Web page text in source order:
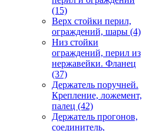
(15)
Верх стойки перил,
ограждений, шары (4)
Низ стойки
ограждений, перил из
нержавейки. Фланец
(37)
Держатель поручней.
Крепление, ложемент,
палец (42)
Держатель прогонов,
соединитель,